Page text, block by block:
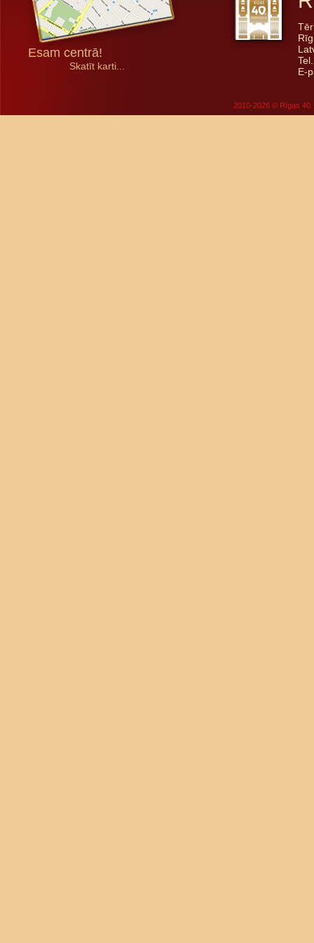
Esam centrā!
Skatīt karti...
E-
2010-2026 © Rīgas